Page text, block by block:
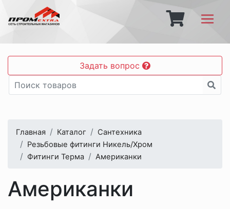
Задать вопрос
Главная Каталог
Сантехника
Резьбовые фитинги Никель/Хром
Фитинги Терма
Американки
Американки